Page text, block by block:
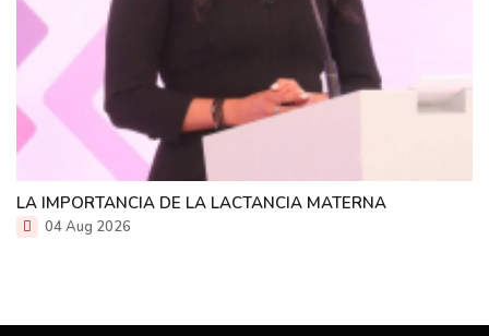
LA IMPORTANCIA DE LA LACTANCIA MATERNA
04 Aug 2026